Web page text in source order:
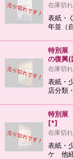
在庫切
表紙・
年並（
特別展
の復興
在庫切
表紙・
店分類
特別展
[*]
在庫切
表紙・
ケ 他経